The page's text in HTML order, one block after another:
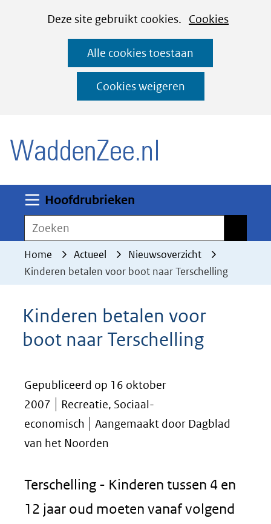
CookiesDeze site gebruikt cookies. Cookies
deze
worden
toegestaan
geweigerd.
Alle cookies toestaan
Cookies weigeren
Ga
naar
de
inhoud
Hoofdrubrieken
Zoeken
Home Actueel
Nieuwsoverzicht
Kinderen betalen voor boot naar Terschelling
Kinderen betalen voor
boot naar Terschelling
Gepubliceerd op 16 oktober
2007
Recreatie, Sociaal-
economisch
Aangemaakt door Dagblad
van het Noorden
Terschelling - Kinderen tussen 4 en
12 jaar oud moeten vanaf volgend